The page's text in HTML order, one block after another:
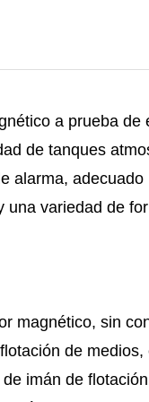
a prueba
de tanques
alarma,
variedad de
magnético, sin
de
imán de